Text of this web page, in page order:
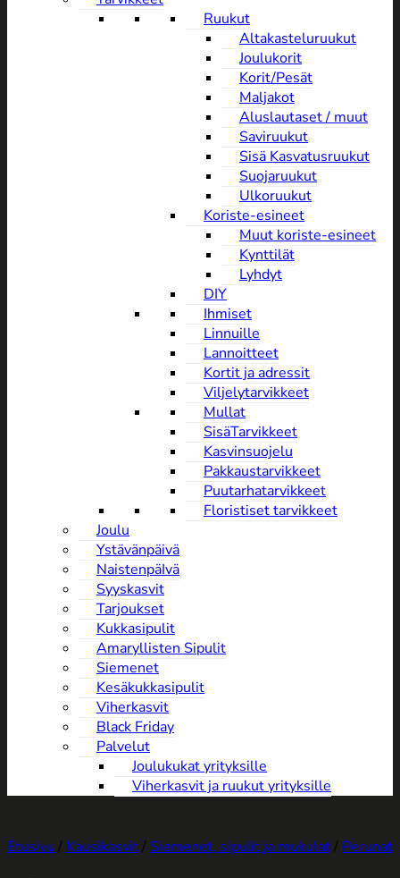
Ruukut
Altakasteluruukut
Joulukorit
Korit/Pesät
Maljakot
Aluslautaset / muut
Saviruukut
Sisä Kasvatusruukut
Suojaruukut
Ulkoruukut
Koriste-esineet
Muut koriste-esineet
Kynttilät
Lyhdyt
DIY
Ihmiset
Linnuille
Lannoitteet
Kortit ja adressit
Viljelytarvikkeet
Mullat
SisäTarvikkeet
Kasvinsuojelu
Pakkaustarvikkeet
Puutarhatarvikkeet
Floristiset tarvikkeet
Joulu
Ystävänpäivä
NaistenpäIvä
Syyskasvit
Tarjoukset
Kukkasipulit
Amaryllisten Sipulit
Siemenet
Kesäkukkasipulit
Viherkasvit
Black Friday
Palvelut
Joulukukat yrityksille
Viherkasvit ja ruukut yrityksille
Etusivu / Kausikasvit/ Siemenet, sipulit ja mukulat/ Perunat